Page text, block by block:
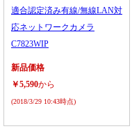
適合認定済み有線/無線LAN対
応ネットワークカメラ
C7823WIP
新品価格
￥5,590から
(2018/3/29 10:43時点)